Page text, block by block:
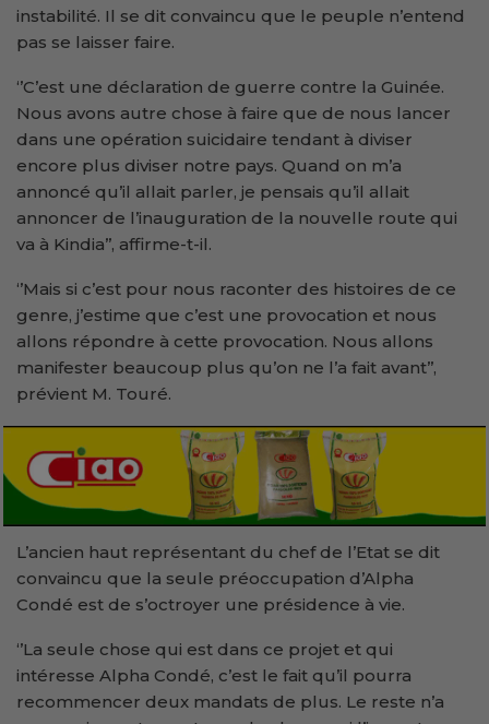
instabilité. Il se dit convaincu que le peuple n’entend
pas se laisser faire.
‘’C’est une déclaration de guerre contre la Guinée.
Nous avons autre chose à faire que de nous lancer
dans une opération suicidaire tendant à diviser
encore plus diviser notre pays. Quand on m’a
annoncé qu’il allait parler, je pensais qu’il allait
annoncer de l’inauguration de la nouvelle route qui
va à Kindia’’, affirme-t-il.
‘’Mais si c’est pour nous raconter des histoires de ce
genre, j’estime que c’est une provocation et nous
allons répondre à cette provocation. Nous allons
manifester beaucoup plus qu’on ne l’a fait avant’’,
prévient M. Touré.
L’ancien haut représentant du chef de l’Etat se dit
convaincu que la seule préoccupation d’Alpha
Condé est de s’octroyer une présidence à vie.
‘’La seule chose qui est dans ce projet et qui
intéresse Alpha Condé, c’est le fait qu’il pourra
recommencer deux mandats de plus. Le reste n’a